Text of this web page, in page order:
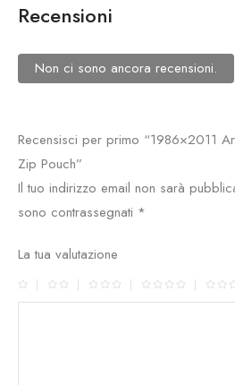
Recensioni
Non ci sono ancora recensioni.
Recensisci per primo “1986×2011
Zip Pouch”
Il tuo indirizzo email non sarà
sono contrassegnati *
La tua valutazione